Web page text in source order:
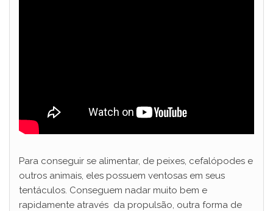
Para conseguir se alimentar, de peixes, cefalópodes e
outros animais, eles possuem ventosas em seus
tentáculos. Conseguem nadar muito bem e
rapidamente através da propulsão, outra forma de